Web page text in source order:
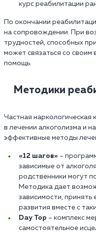
курс реабилитации
По окончании
на сопровождении. При
трудностей, способных
может связаться со
помощь.
Методики
Частная наркологическая
в лечении алкоголизма и
эффективные методы
«12 шагов» –
зависимые от
родственники могут
Методика дает
зависимости, принять
развития вместе с
Day Top – комплекс
самостоятельное